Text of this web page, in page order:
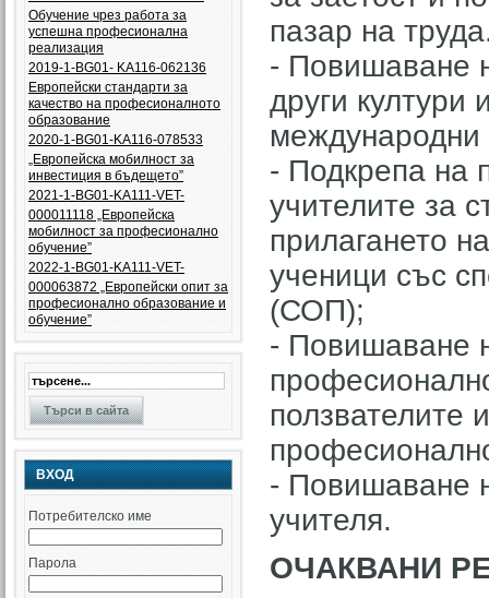
Обучение чрез работа за
успешна професионална
реализация
2019-1-BG01- KA116-062136
Европейски стандарти за
качество на професионалното
образование
2020-1-BG01-KA116-078533
„Европейска мобилност за
инвестиция в бъдещето”
2021-1-BG01-KA111-VET-
000011118 „Европейска
мобилност за професионално
обучение”
2022-1-BG01-KA111-VET-
000063872 „Eвропейски опит за
професионално образование и
обучение”
ВХОД
Потребителско име
Парола
пазар на
- Повишаване
други култури
международни
- Подкрепа на
учителите за
прилагането
ученици със
(СОП);
- Повишаване
ползвателите
- Повишаване
учителя.
ОЧАКВАНИ